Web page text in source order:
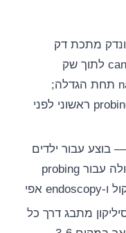
מתכת דק
מועבר דרך punctum ו-canaliculus לתוך שק
הדמעות ודרך nasolacrimal duct תחת הגדלה;
שיעור הצלחה ~75-90% עבור probing ראשוני לפני
— בוצע עבור ילדים
יותר גדולים או כאשר שיתוף פעולה עבור probing
מתבג דרך כל